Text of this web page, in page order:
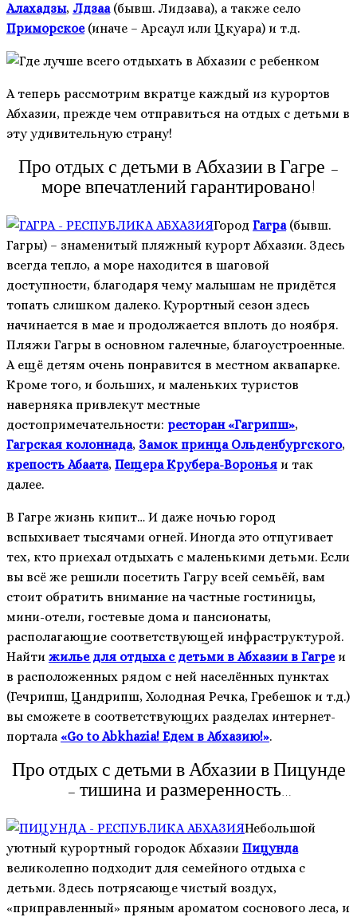
Алахадзы, Лдзаа(бывш. Лидзава), а также село
Приморское(иначе – Арсаул или Цкуара) и т.д.
А теперь рассмотрим вкратце каждый из курортов
Абхазии, прежде чем отправиться на отдых с детьми в
эту удивительную страну!
Про отдых с детьми в Абхазии в Гагре –
море впечатлений гарантировано!
Город Гагра(бывш.
Гагры) – знаменитый пляжный курорт Абхазии. Здесь
всегда тепло, а море находится в шаговой
доступности, благодаря чему малышам не придётся
топать слишком далеко. Курортный сезон здесь
начинается в мае и продолжается вплоть до ноября.
Пляжи Гагры в основном галечные, благоустроенные.
А ещё детям очень понравится в местном аквапарке.
Кроме того, и больших, и маленьких туристов
наверняка привлекут местные
достопримечательности: ресторан «Гагрипш»,
Гагрская колоннада, Замок принца Ольденбургского,
крепость Абаата, Пещера Крубера-Воронья и так
далее.
В Гагре жизнь кипит… И даже ночью город
вспыхивает тысячами огней. Иногда это отпугивает
тех, кто приехал отдыхать с маленькими детьми. Если
вы всё же решили посетить Гагру всей семьёй, вам
стоит обратить внимание на частные гостиницы,
мини-отели, гостевые дома и пансионаты,
располагающие соответствующей инфраструктурой.
Найти жилье для отдыха с детьми в Абхазии в Гагреи
в расположенных рядом с ней населённых пунктах
(Гечрипш, Цандрипш, Холодная Речка, Гребешок и т.д.)
вы сможете в соответствующих разделах интернет-
портала «Go to Abkhazia! Едем в Абхазию!».
Про отдых с детьми в Абхазии в Пицунде
– тишина и размеренность…
Небольшой
уютный курортный городок Абхазии Пицунда
великолепно подходит для семейного отдыха с
детьми. Здесь потрясающе чистый воздух,
«приправленный» пряным ароматом соснового леса, и